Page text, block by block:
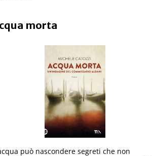
morta
può nascondere segreti che non